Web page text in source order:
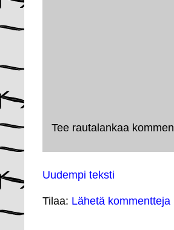
Tee rautalankaa
Uudempi teksti
Tilaa: Lähetä kommentteja